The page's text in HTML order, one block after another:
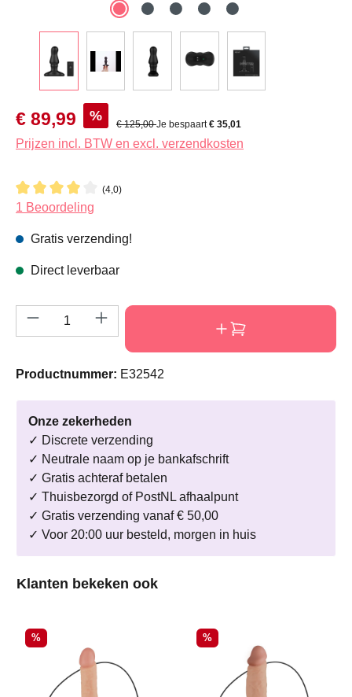
Verkoopprijs:
€ 89,99 % Normale prijs:
€ 125,00Je bespaart€ 35,01
Prijzen incl. BTW en excl. verzendkosten
(4,0)
Gemiddelde waardering van 4 van 5 sterren
1 Beoordeling
Gratis verzending!
Direct leverbaar
Producthoeveelheid: Voer de gewenste
Productnummer: E32542
Onze zekerheden
✓ Discrete verzending
✓ Neutrale naam op je bankafschrift
✓ Gratis achteraf betalen
✓ Thuisbezorgd of PostNL afhaalpunt
✓ Gratis verzending vanaf € 50,00
✓ Voor 20:00 uur besteld, morgen in huis
Productgalerij overslaan
Klanten bekeken ook
Korting
% Korting
%